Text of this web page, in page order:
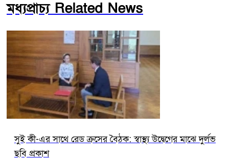
মধ্যপ্রাচ্য Related News
সুই কী-এর সাথে রেড ক্রসের বৈঠক: স্বাস্থ্য উদ্বেগের মাঝে দুর্লভ
ছবি প্রকাশ